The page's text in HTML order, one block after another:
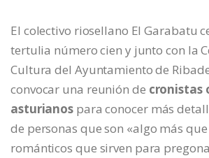
El colectivo riosellano El Garabatu
tertulia número cien y junto con la
Cultura del Ayuntamiento de
convocar una reunión de cronistas
asturianos para conocer más
de personas que son «algo más
románticos que sirven para